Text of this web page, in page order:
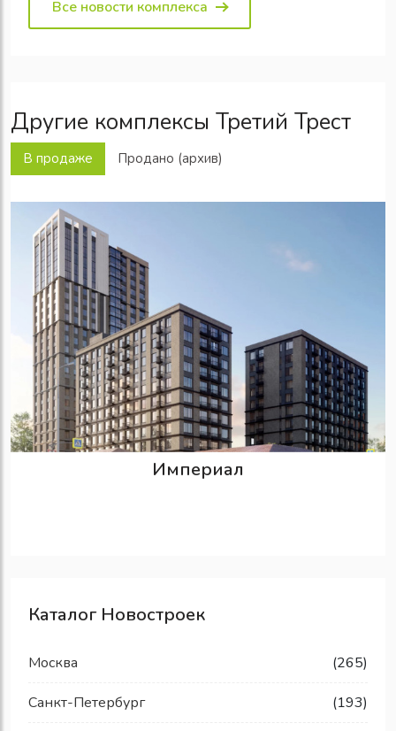
Все новости комплекса
Другие комплексы Третий Трест
В продаже Продано (архив)
Империал
Каталог Новостроек
Москва (265)
Санкт-Петербург (193)